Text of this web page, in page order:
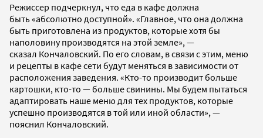
Режиссер подчеркнул, что еда в кафе должна
быть «абсолютно доступной». «Главное, что она должна
быть приготовлена из продуктов, которые хотя бы
наполовину производятся на этой земле», —
сказал Кончаловский. По его словам, в связи с этим, меню
и рецепты в кафе сети будут меняться в зависимости от
расположения заведения. «Кто-то производит больше
картошки, кто-то — больше свинины. Мы будем пытаться
адаптировать наше меню для тех продуктов, которые
успешно производятся в той или иной области», —
пояснил Кончаловский.